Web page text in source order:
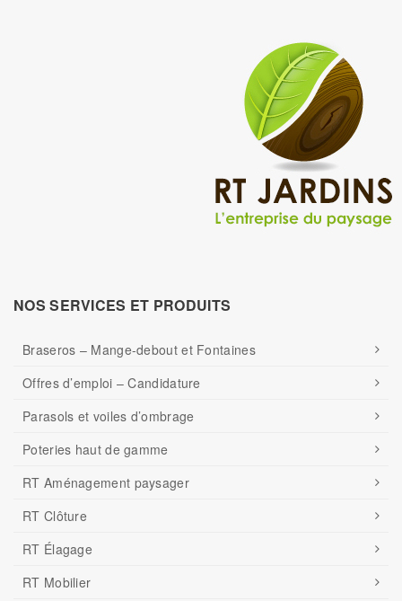
NOS SERVICES ET PRODUITS
Braseros – Mange-debout et Fontaines
Offres d’emploi – Candidature
Parasols et voiles d’ombrage
Poteries haut de gamme
RT Aménagement paysager
RT Clôture
RT Élagage
RT Mobilier